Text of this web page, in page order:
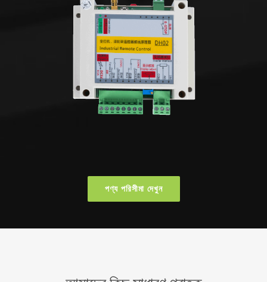
পণ্য পরিসীমা দেখুন